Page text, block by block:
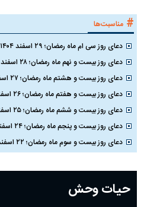
# مناسبت‌ها
دعای روز سی ام ماه رمضان؛ ۲۹ اسفند ۱۴۰۴
دعای روز بیست و نهم ماه رمضان؛ ۲۸ اسفند ۱۴۰۴
دعای روز بیست و هشتم ماه رمضان؛ ۲۷ اسفند ۱۴۰۴
دعای روز بیست و هفتم ماه رمضان؛ ۲۶ اسفند ۱۴۰۴
دعای روز بیست و ششم ماه رمضان؛ ۲۵ اسفند ۱۴۰۴
دعای روز بیست و پنجم ماه رمضان؛ ۲۴ اسفند ۱۴۰۴
دعای روز بیست و سوم ماه رمضان؛ ۲۲ اسفند ۱۴۰۴
دعای روز بیستم ماه رمضان؛ ۱۹ اسفند ۱۴۰۴
دعای روز هشتم ماه مبارک رمضان؛ ۷ اسفند ماه ۱۴۰۴
حیات وحش